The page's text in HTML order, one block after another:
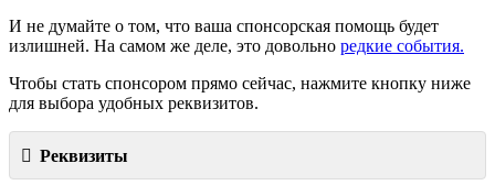
И не думайте о том, что ваша спонсорская помощь будет
излишней. На самом же деле, это довольно редкие события.
Чтобы стать спонсором прямо сейчас, нажмите кнопку ниже
для выбора удобных реквизитов.
Реквизиты